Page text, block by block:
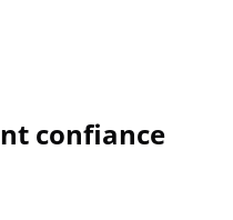
confiance